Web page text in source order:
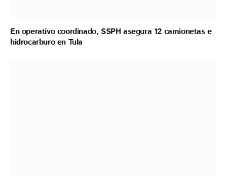
En operativo coordinado, SSPH asegura 12 camionetas e
hidrocarburo en Tula